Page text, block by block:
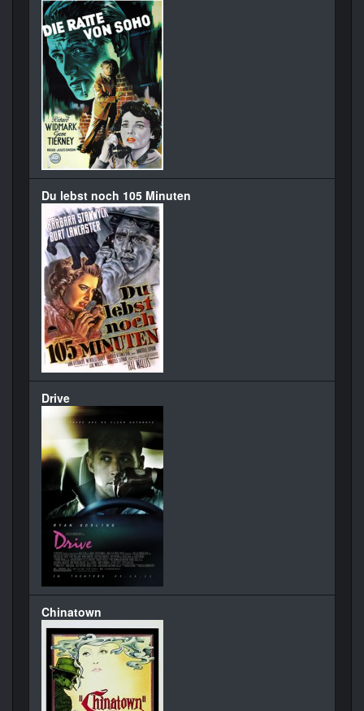
Du lebst noch 105 Minuten
Drive
Chinatown